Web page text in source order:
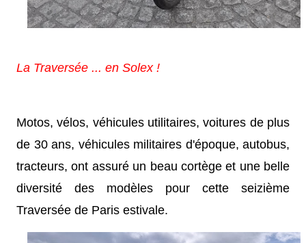
La Traversée ... en Solex !
Motos, vélos, véhicules utilitaires, voitures de plus
de 30 ans, véhicules militaires d'époque, autobus,
tracteurs, ont assuré un beau cortège et une belle
diversité des modèles pour cette seizième
Traversée de Paris estivale.